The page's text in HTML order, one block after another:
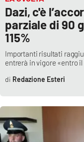
Lacplay.it
Lactv.it
Laconair.it
Lacitymag.it
Ilreggino.it
Dazi, c'è
parziale di 90
115%
Importanti risultati
entrerà in vigore «entro
Redazione Esteri